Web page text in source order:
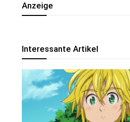
Anzeige
Interessante Artikel